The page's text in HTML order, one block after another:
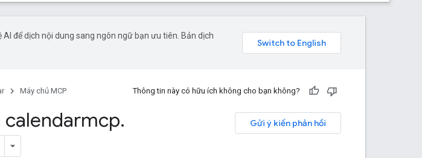
AI để dịch nội dung sang ngôn ngữ bạn ưu tiên. Bản dịch
Máy chủ MCP Thông tin này có hữu ích không cho bạn không?
Gửi ý kiến phản hồi
calendarmcp.